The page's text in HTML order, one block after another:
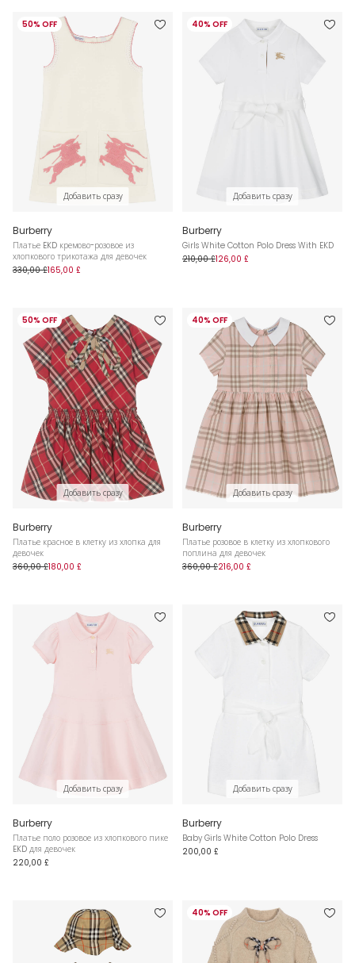
50% OFF
Добавить сразу
Burberry
Платье EKD кремово-розовое из
хлопкового трикотажа для девочек
330,00 £165,00 £
40% OFF
Добавить сразу
Burberry
Girls White Cotton Polo Dress With EKD
210,00 £126,00 £
50% OFF
Добавить сразу
Burberry
Платье красное в клетку из хлопка для
девочек
360,00 £180,00 £
40% OFF
Добавить сразу
Burberry
Платье розовое в клетку из хлопкового
поплина для девочек
360,00 £216,00 £
Добавить сразу
Burberry
Платье поло розовое из хлопкового пике
EKD для девочек
220,00 £
Добавить сразу
Burberry
Baby Girls White Cotton Polo Dress
200,00 £
40% OFF